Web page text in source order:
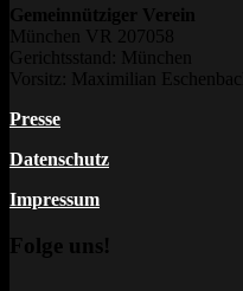
Gemeinnütziger Verein
München VR 207058
Gerichtsstand: München
Vorsitz: Maximilian Eschenbach
Presse
Datenschutz
Impressum
Folge uns!